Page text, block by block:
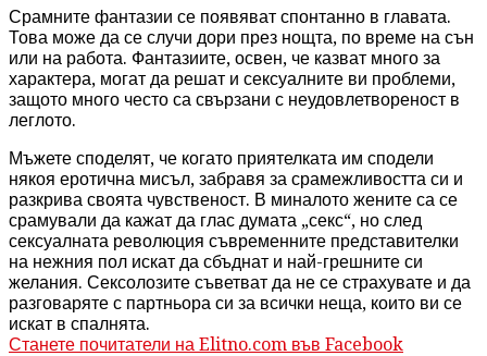
Срамните фантазии се появяват спонтанно в главата.
Това може да се случи дори през нощта, по време на сън
или на работа. Фантазиите, освен, че казват много за
характера, могат да решат и сексуалните ви проблеми,
защото много често са свързани с неудовлетвореност в
леглото.
Мъжете споделят, че когато приятелката им сподели
някоя еротична мисъл, забравя за срамежливостта си и
разкрива своята чувственост. В миналото жените са се
срамували да кажат да глас думата „секс“, но след
сексуалната революция съвременните представителки
на нежния пол искат да сбъднат и най-грешните си
желания. Сексолозите съветват да не се страхувате и да
разговаряте с партньора си за всички неща, които ви се
искат в спалнята.
Станете почитатели на Elitno.com във Facebook